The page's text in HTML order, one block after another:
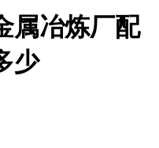
属冶炼厂配
少